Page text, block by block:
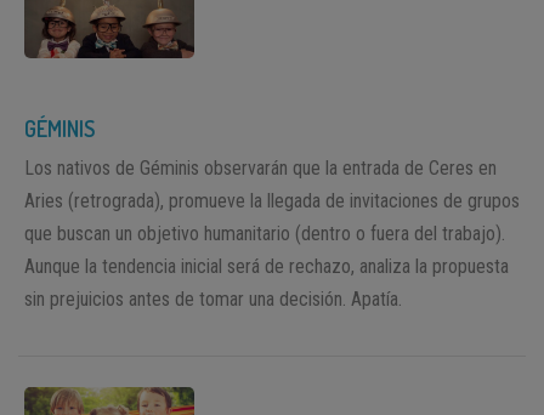
GÉMINIS
Los nativos de Géminis observarán que la entrada de Ceres en
Aries (retrograda), promueve la llegada de invitaciones de grupos
que buscan un objetivo humanitario (dentro o fuera del trabajo).
Aunque la tendencia inicial será de rechazo, analiza la propuesta
sin prejuicios antes de tomar una decisión. Apatía.